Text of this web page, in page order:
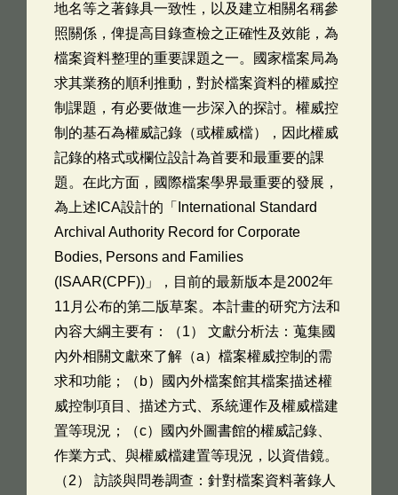
地名等之著錄具一致性，以及建立相關名稱參
照關係，俾提高目錄查檢之正確性及效能，為
檔案資料整理的重要課題之一。國家檔案局為
求其業務的順利推動，對於檔案資料的權威控
制課題，有必要做進一步深入的探討。權威控
制的基石為權威記錄（或權威檔），因此權威
記錄的格式或欄位設計為首要和最重要的課
題。在此方面，國際檔案學界最重要的發展，
為上述ICA設計的「International Standard
Archival Authority Record for Corporate
Bodies, Persons and Families
(ISAAR(CPF))」，目前的最新版本是2002年
11月公布的第二版草案。本計畫的研究方法和
內容大綱主要有：（1） 文獻分析法：蒐集國
內外相關文獻來了解（a）檔案權威控制的需
求和功能；（b）國內外檔案館其檔案描述權
威控制項目、描述方式、系統運作及權威檔建
置等現況；（c）國內外圖書館的權威記錄、
作業方式、與權威檔建置等現況，以資借鏡。
（2） 訪談與問卷調查：針對檔案資料著錄人